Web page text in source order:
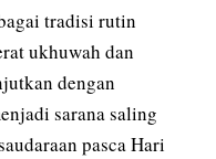
tradisi rutin
ukhuwah dan
dengan
sarana saling
pasca Hari